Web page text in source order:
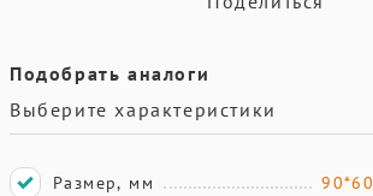
Подобрать аналоги
Выберите характеристики
Размер, мм
90*60